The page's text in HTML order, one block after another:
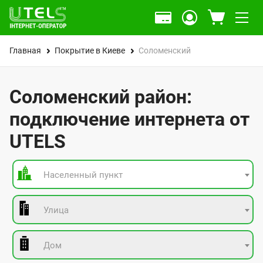
Главная Покрытие в Киеве Соломенский
Соломенский район:
подключение интернета от
UTELS
Населенный пункт
Улица
Дом